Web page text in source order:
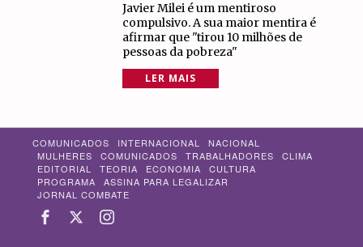
Javier Milei é um mentiroso
compulsivo. A sua maior mentira é
afirmar que "tirou 10 milhões de
pessoas da pobreza"
LER MAIS
COMUNICADOS INTERNACIONAL
NACIONAL
MULHERES
COMUNICADOS TRABALHADORES
CLIMA
EDITORIAL
TEORIA ECONOMIA
CULTURA
PROGRAMA
ASSINA PARA LEGALIZAR
JORNAL COMBATE